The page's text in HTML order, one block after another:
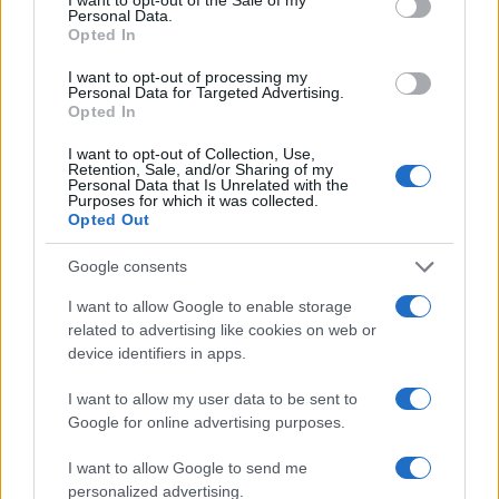
Personal Data.
Opted In
I want to opt-out of processing my
Personal Data for Targeted Advertising.
Opted In
I want to opt-out of Collection, Use,
Retention, Sale, and/or Sharing of my
Personal Data that Is Unrelated with the
Purposes for which it was collected.
Opted Out
Google consents
I want to allow Google to enable storage
related to advertising like cookies on web or
device identifiers in apps.
I want to allow my user data to be sent to
Google for online advertising purposes.
I want to allow Google to send me
personalized advertising.
23:0519.02.18
Συρία: Στους 77 οι νεκροί άμαχοι από τους
βομβαρδισμούς στην Ανατολική Γούτα